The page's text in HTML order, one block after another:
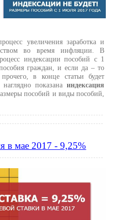
увеличения заработка и
во время инфляции. В
индексации пособий с 1
граждан, и если да – то
в конце статьи будет
наглядно показанаиндексация
пособий и виды пособий,
в мае 2017 - 9,25%